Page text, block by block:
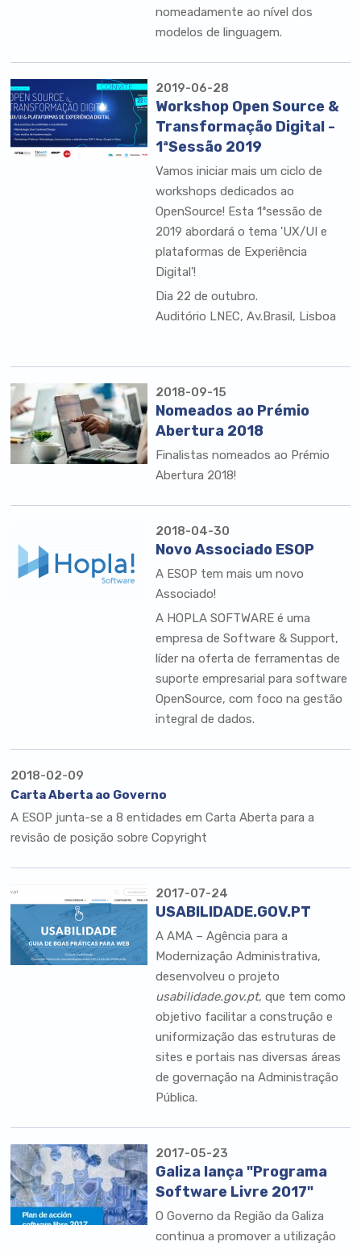
nomeadamente ao nível dos
modelos de linguagem.
2019-06-28
Workshop Open Source &
Transformação Digital -
1ªSessão 2019
Vamos iniciar mais um ciclo de
workshops dedicados ao
OpenSource! Esta 1ªsessão de
2019 abordará o tema 'UX/UI e
plataformas de Experiência
Digital'!
Dia 22 de outubro.
Auditório LNEC, Av.Brasil, Lisboa
2018-09-15
Nomeados ao Prémio
Abertura 2018
Finalistas nomeados ao Prémio
Abertura 2018!
2018-04-30
Novo Associado ESOP
A ESOP tem mais um novo
Associado!
A HOPLA SOFTWARE é uma
empresa de Software & Support,
líder na oferta de ferramentas de
suporte empresarial para software
OpenSource, com foco na gestão
integral de dados.
2018-02-09
Carta Aberta ao Governo
A ESOP junta-se a 8 entidades em Carta Aberta para a
revisão de posição sobre Copyright
2017-07-24
USABILIDADE.GOV.PT
A AMA – Agência para a
Modernização Administrativa,
desenvolveu o projeto
usabilidade.gov.pt, que tem como
objetivo facilitar a construção e
uniformização das estruturas de
sites e portais nas diversas áreas
de governação na Administração
Pública.
2017-05-23
Galiza lança "Programa
Software Livre 2017"
O Governo da Região da Galiza
continua a promover a utilização